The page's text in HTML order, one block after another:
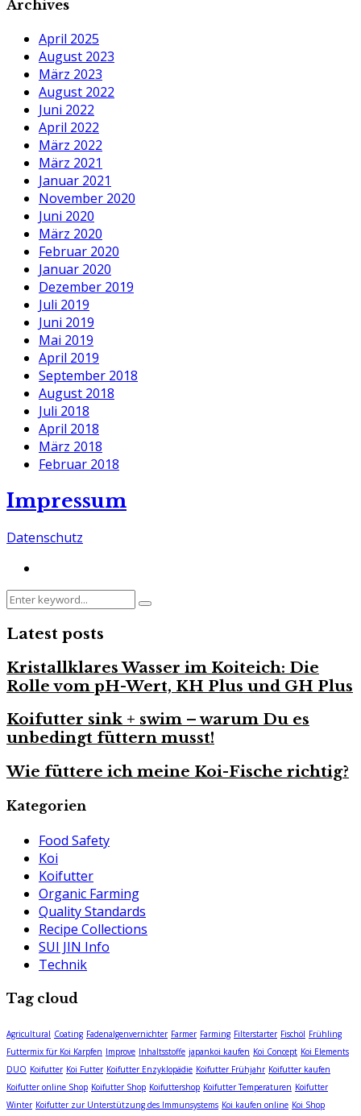
Archives
April 2025
August 2023
März 2023
August 2022
Juni 2022
April 2022
März 2022
März 2021
Januar 2021
November 2020
Juni 2020
März 2020
Februar 2020
Januar 2020
Dezember 2019
Juli 2019
Juni 2019
Mai 2019
April 2019
September 2018
August 2018
Juli 2018
April 2018
März 2018
Februar 2018
Impressum
Datenschutz
Search
Search
Latest posts
Kristallklares Wasser im Koiteich: Die
Rolle vom pH-Wert, KH Plus und GH Plus
Koifutter sink + swim – warum Du es
unbedingt füttern musst!
Wie füttere ich meine Koi-Fische richtig?
Kategorien
Food Safety
Koi
Koifutter
Organic Farming
Quality Standards
Recipe Collections
SUI JIN Info
Technik
Tag cloud
Agricultural Coating Fadenalgenvernichter Farmer Farming Filterstarter Fischöl Frühling
Futtermix für Koi Karpfen Improve Inhaltsstoffe japankoi kaufen Koi Concept Koi Elements
DUO Koifutter Koi Futter Koifutter Enzyklopädie Koifutter Frühjahr Koifutter kaufen
Koifutter online Shop Koifutter Shop Koifuttershop Koifutter Temperaturen Koifutter
Winter Koifutter zur Unterstützung des Immunsystems Koi kaufen online Koi Shop